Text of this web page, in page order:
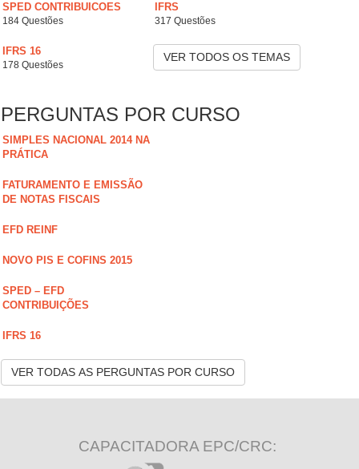
SPED CONTRIBUICOES
184 Questões
IFRS
317 Questões
IFRS 16
178 Questões
VER TODOS OS TEMAS
PERGUNTAS POR CURSO
SIMPLES NACIONAL 2014 NA
PRÁTICA
FATURAMENTO E EMISSÃO
DE NOTAS FISCAIS
EFD REINF
NOVO PIS E COFINS 2015
SPED – EFD
CONTRIBUIÇÕES
IFRS 16
VER TODAS AS PERGUNTAS POR CURSO
CAPACITADORA EPC/CRC: